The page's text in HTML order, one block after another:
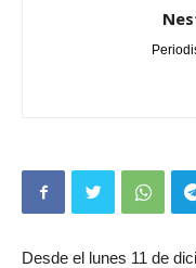
Desde el lunes 11 de